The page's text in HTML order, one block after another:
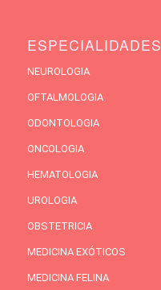
ESPECIALIDADES
NEUROLOGIA
OFTALMOLOGIA
ODONTOLOGIA
ONCOLOGIA
HEMATOLOGIA
UROLOGIA
OBSTETRICIA
MEDICINA EXÓTICOS
MEDICINA FELINA